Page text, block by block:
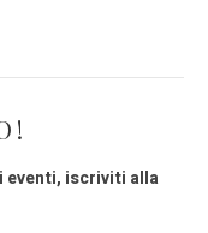
eventi, iscriviti alla